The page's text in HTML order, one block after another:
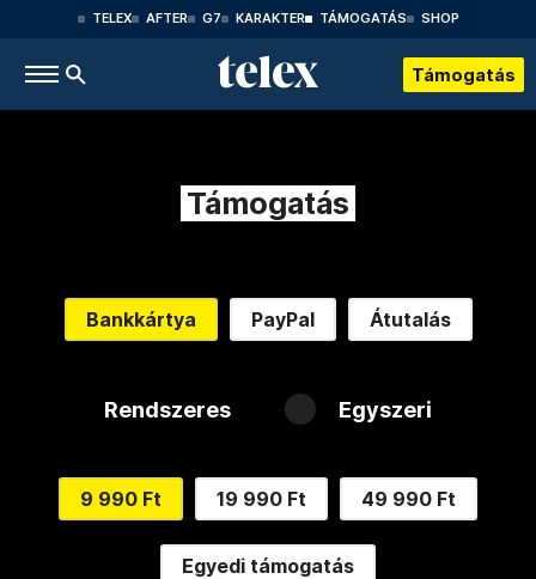
TELEX AFTER G7 KARAKTER TÁMOGATÁS SHOP
Támogatás
Támogatás
Bankkártya PayPal Átutalás
Rendszeres Egyszeri
9 990 Ft 19 990 Ft 49 990 Ft
Egyedi támogatás